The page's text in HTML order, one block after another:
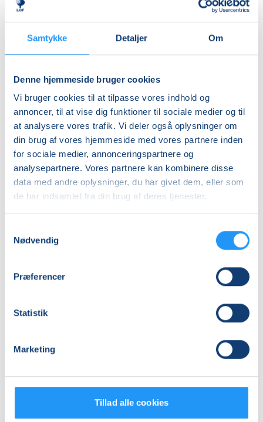
Samtykke Detaljer Om
Denne hjemmeside bruger cookies
Vi bruger cookies til at tilpasse vores indhold og
annoncer, til at vise dig funktioner til sociale medier og til
at analysere vores trafik. Vi deler også oplysninger om
din brug af vores hjemmeside med vores partnere inden
for sociale medier, annonceringspartnere og
analysepartnere. Vores partnere kan kombinere disse
data med andre oplysninger, du har givet dem, eller som
de har indsamlet fra din brug af deres tjenester.
Nødvendig
Præferencer
Statistik
Marketing
Tillad alle cookies
LOF har flere gode workshops/weekendkurser, som
Almen
DKK 510,00
Info
Nummer
6370470
Mødegang
søndag 27.09.2026, kl. 10.00 - 16.00
Antal mødegange
1mødegang
Adresse
(LOF
Keramikskolen)
Mødegange